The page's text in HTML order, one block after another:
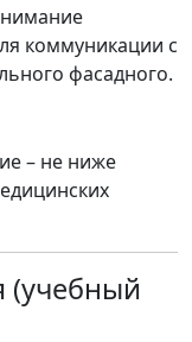
коммуникации с
фасадного.
– не ниже
(учебный